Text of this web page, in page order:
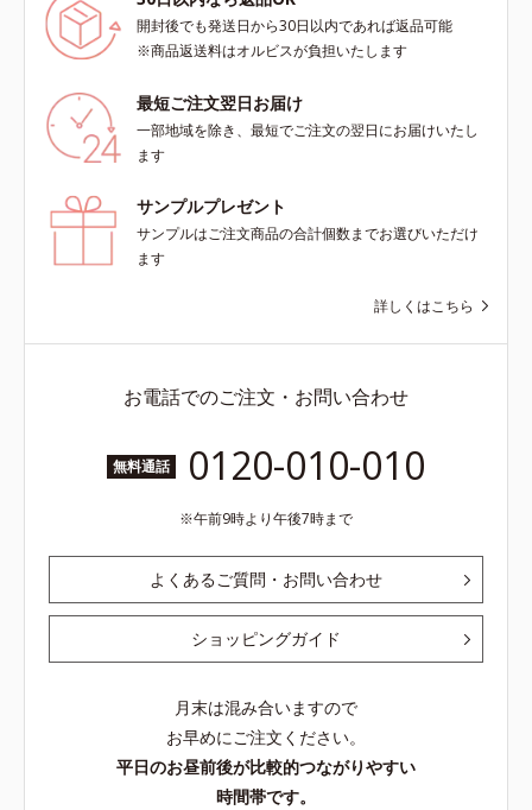
開封後でも発送日から30日以内であれば返品可能
※商品返送料はオルビスが負担いたします
最短ご注文翌日お届け
一部地域を除き、最短でご注文の翌日にお届けいたし
ます
サンプルプレゼント
サンプルはご注文商品の合計個数までお選びいただけ
ます
詳しくはこちら
お電話でのご注文・お問い合わせ
無料通話 0120-010-010
午前9時より午後7時まで
よくあるご質問・お問い合わせ
ショッピングガイド
月末は混み合いますので
お早めにご注文ください。
平日のお昼前後が比較的つながりやすい
時間帯です。